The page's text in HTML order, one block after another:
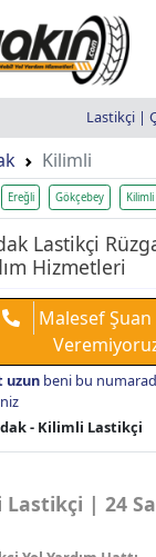
Lastikçi |
Kilimli
Ereğli Gökçebey Kilimli
Lastikçi
Hizmetleri
Malesef
uzun beni bu
- Kilimli Lastikçi
| 24